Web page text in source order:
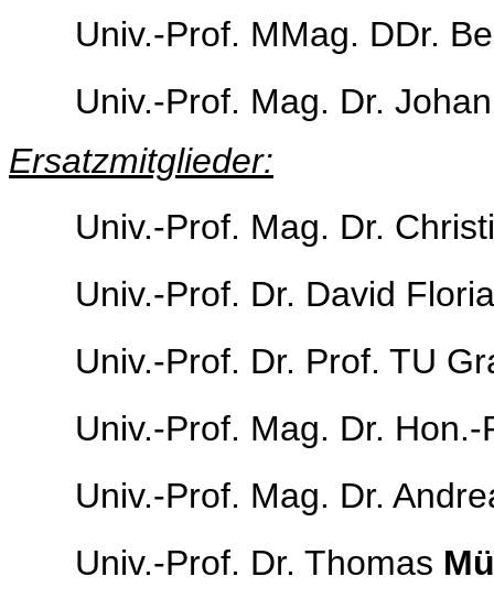
Univ.-Prof. MMag. DDr.
Univ.-Prof. Mag. Dr.
Ersatzmitglieder:
Univ.-Prof. Mag. Dr.
Univ.-Prof. Dr. David
Univ.-Prof. Dr. Prof. TU
Univ.-Prof. Mag. Dr.
Univ.-Prof. Mag. Dr.
Univ.-Prof. Dr. Thomas